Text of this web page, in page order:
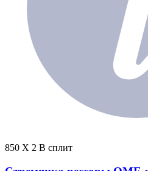
850 X 2 В сплит